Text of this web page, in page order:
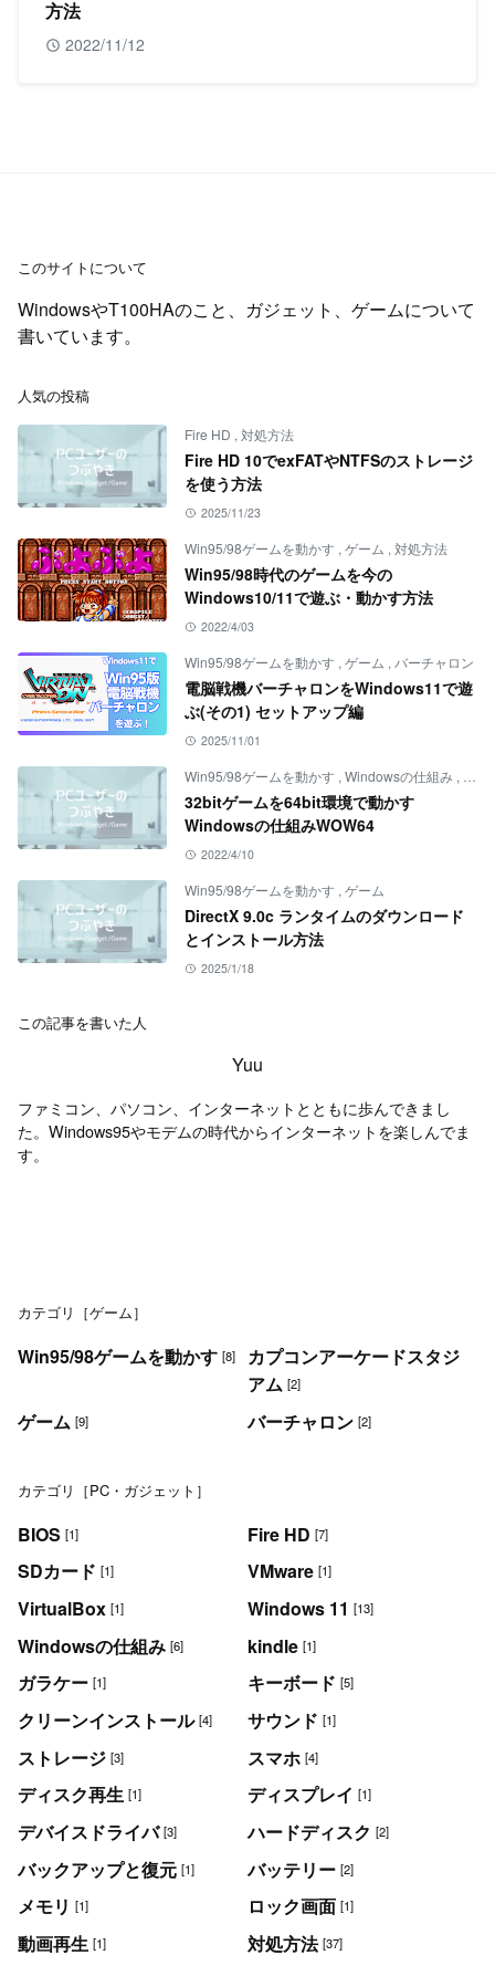
方法
2022/11/12
このサイトについて
WindowsやT100HAのこと、ガジェット、ゲームについて
書いています。
人気の投稿
Fire HD , 対処方法
Fire HD 10でexFATやNTFSのストレージ
を使う方法
2025/11/23
Win95/98ゲームを動かす , ゲーム , 対処方法
Win95/98時代のゲームを今の
Windows10/11で遊ぶ・動かす方法
2022/4/03
Win95/98ゲームを動かす , ゲーム , バーチャロン
電脳戦機バーチャロンをWindows11で遊
ぶ(その1) セットアップ編
2025/11/01
Win95/98ゲームを動かす , Windowsの仕組み ,
32bitゲームを64bit環境で動かす
Windowsの仕組みWOW64
2022/4/10
Win95/98ゲームを動かす , ゲーム
DirectX 9.0c ランタイムのダウンロード
とインストール方法
2025/1/18
この記事を書いた人
Yuu
ファミコン、パソコン、インターネットとともに歩んできまし
た。Windows95やモデムの時代からインターネットを楽しんでま
す。
カテゴリ［ゲーム］
Win95/98ゲームを動かす [8]
カプコンアーケードスタジ
アム [2]
ゲーム [9] バーチャロン [2]
カテゴリ［PC・ガジェット］
BIOS [1] Fire HD [7]
SDカード [1] VMware [1]
VirtualBox [1] Windows 11 [13]
Windowsの仕組み [6] kindle [1]
ガラケー [1] キーボード [5]
クリーンインストール [4] サウンド [1]
ストレージ [3] スマホ [4]
ディスク再生 [1] ディスプレイ [1]
デバイスドライバ [3] ハードディスク [2]
バックアップと復元 [1] バッテリー [2]
メモリ [1] ロック画面 [1]
動画再生 [1] 対処方法 [37]